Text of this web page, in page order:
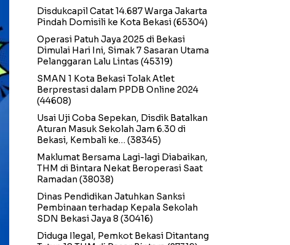
Disdukcapil Catat 14.687 Warga Jakarta
Pindah Domisili ke Kota Bekasi(65304)
Operasi Patuh Jaya 2025 di Bekasi
Dimulai Hari Ini, Simak 7 Sasaran Utama
Pelanggaran Lalu Lintas (45319)
SMAN 1 Kota Bekasi Tolak Atlet
Berprestasi dalam PPDB Online 2024
(44608)
Usai Uji Coba Sepekan, Disdik Batalkan
Aturan Masuk Sekolah Jam 6.30 di
Bekasi, Kembali ke… (38345)
Maklumat Bersama Lagi-lagi Diabaikan,
THM di Bintara Nekat Beroperasi Saat
Ramadan (38038)
Dinas Pendidikan Jatuhkan Sanksi
Pembinaan terhadap Kepala Sekolah
SDN Bekasi Jaya 8 (30416)
Diduga Ilegal, Pemkot Bekasi Ditantang